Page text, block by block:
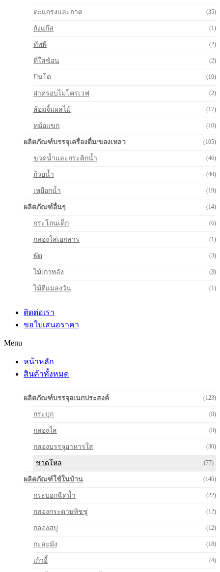
ตะแกรงและถาด (35)
ถังแก๊ส (1)
ทัพพี (2)
ที่ใส่ช้อน (2)
ปิ่นโต (10)
ฝาครอบไมโครเวฟ (2)
ส้อมจิ้มผลไม้ (17)
หม้อแขก (10)
ผลิตภัณฑ์บรรจุเครื่องดื่ม/ของเหลว (105)
ขวดน้ำและกระติกน้ำ (46)
ถ้วยน้ำ (40)
เหยือกน้ำ (19)
ผลิตภัณฑ์อื่นๆ (14)
กระโถนเด็ก (6)
กล่องใส่เอกสาร (1)
พัด (3)
ไม้เกาหลัง (3)
ไม้ตีแมลงวัน (1)
ติดต่อเรา
ขอใบเสนอราคา
Menu
หน้าหลัก
สินค้าทั้งหมด
ผลิตภัณฑ์บรรจุอเนกประสงค์ (123)
กระปุก (8)
กล่องใส (8)
กล่องบรรจุอาหารใส (30)
ขวดโหล (77)
ผลิตภัณฑ์ใช้ในบ้าน (146)
กระบอกฉีดน้ำ (22)
กล่องกระดาษทิชชู่ (12)
กล่องสบู่ (12)
กะละมัง (18)
เก้าอี้ (4)